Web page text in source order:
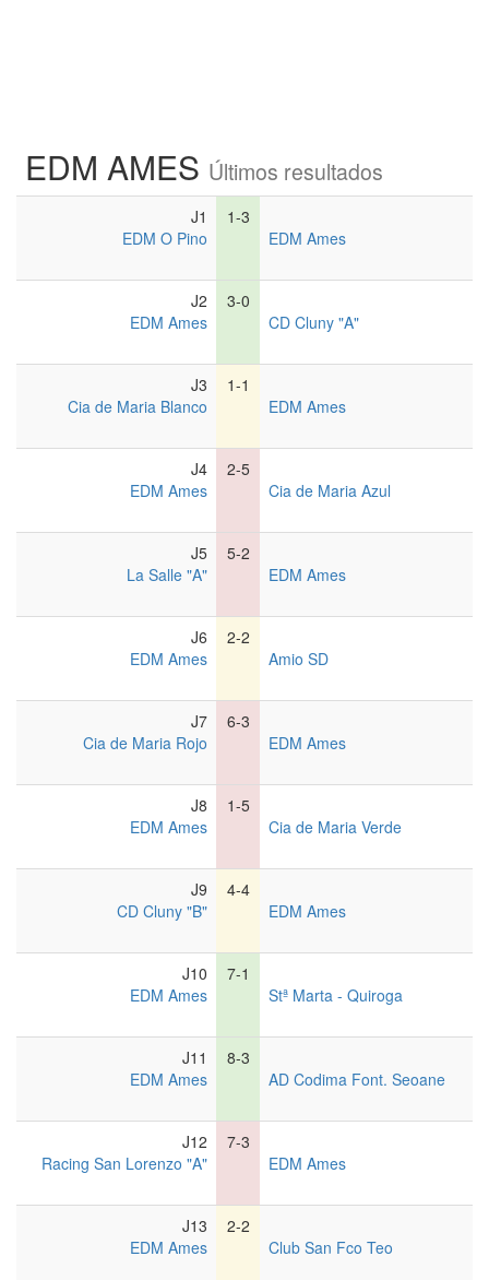
EDM AMES Últimos resultados
J1
EDM O Pino
1-3
EDM Ames
J2
EDM Ames
3-0
CD Cluny "A"
J3
Cia de Maria Blanco
1-1
EDM Ames
J4
EDM Ames
2-5
Cia de Maria Azul
J5
La Salle "A"
5-2
EDM Ames
J6
EDM Ames
2-2
Amio SD
J7
Cia de Maria Rojo
6-3
EDM Ames
J8
EDM Ames
1-5
Cia de Maria Verde
J9
CD Cluny "B"
4-4
EDM Ames
J10
EDM Ames
7-1
Stª Marta - Quiroga
J11
EDM Ames
8-3
AD Codima Font. Seoane
J12
Racing San Lorenzo "A"
7-3
EDM Ames
J13
EDM Ames
2-2
Club San Fco Teo